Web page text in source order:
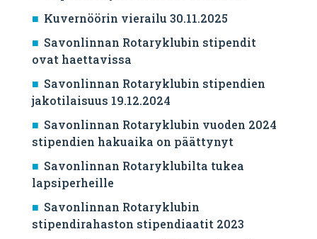
Kuvernöörin vierailu 30.11.2025
Savonlinnan Rotaryklubin stipendit
ovat haettavissa
Savonlinnan Rotaryklubin stipendien
jakotilaisuus 19.12.2024
Savonlinnan Rotaryklubin vuoden 2024
stipendien hakuaika on päättynyt
Savonlinnan Rotaryklubilta tukea
lapsiperheille
Savonlinnan Rotaryklubin
stipendirahaston stipendiaatit 2023